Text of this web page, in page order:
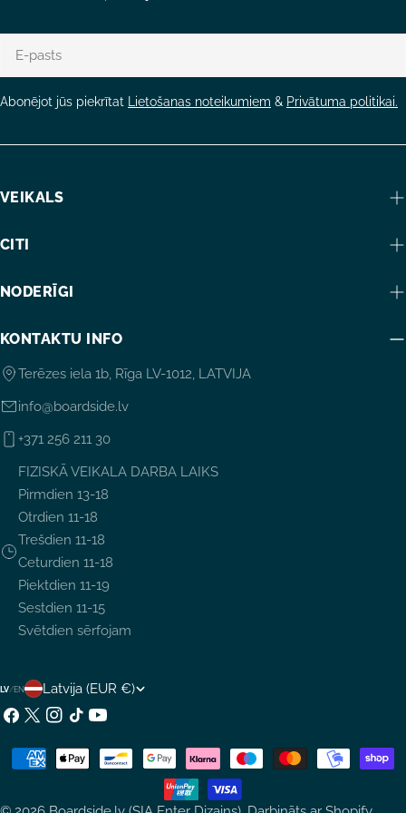
pasts
Abonējot jūs piekrītat Lietošanas noteikumiem & Privātuma politikai.
VEIKALS
CITI
NODERĪGI
KONTAKTU INFO
Terēzes iela 1b, Rīga LV-1012, LATVIJA
info@boardside.lv
+371 256 211 30
FIZISKĀ VEIKALA DARBA LAIKS
Pirmdien 13-18
Otrdien 11-18
Trešdien 11-18
Ceturdien 11-18
Piektdien 11-19
Sestdien 11-15
Svētdien sērfojam
LV/ENV
A
L
S
Latvija (EUR €)
Facebook
X
Instagram
TikTokYouTube
Maksājumu